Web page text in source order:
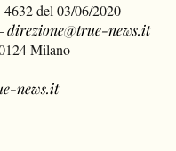
del 03/06/2020
direzione@true-news.it
Milano
news.it